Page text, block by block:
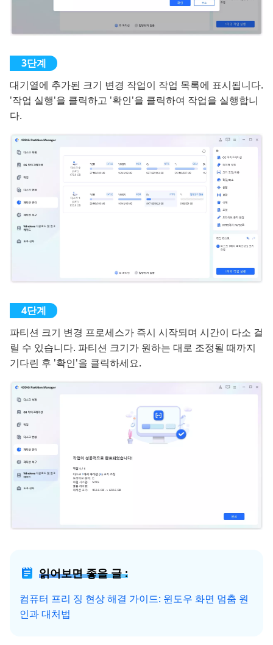
대기열에 추가된 크기 변경 작업이 작업 목록에 표시됩니다.
'작업 실행'을 클릭하고 '확인'을 클릭하여 작업을 실행합니
다.
파티션 크기 변경 프로세스가 즉시 시작되며 시간이 다소 걸
릴 수 있습니다. 파티션 크기가 원하는 대로 조정될 때까지
기다린 후 '확인'을 클릭하세요.
읽어보면 좋을 글 :
컴퓨터 프리 징 현상 해결 가이드: 윈도우 화면 멈춤 원
인과 대처법